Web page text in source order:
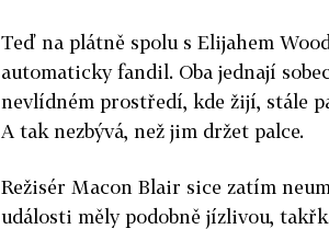
Teď na plátně spolu s Elijahem
automaticky fandil. Oba jednají
nevlídném prostředí, kde žijí, stále
A tak nezbývá, než jim držet palce.
Režisér Macon Blair sice zatím
události měly podobně jízlivou,